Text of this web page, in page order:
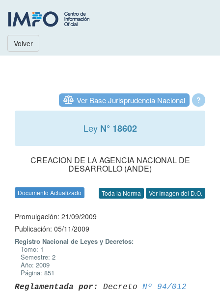
Volver
?
Ver Base Jurisprudencia Nacional
Ley N° 18602
CREACION DE LA AGENCIA NACIONAL DE
DESARROLLO (ANDE)
Documento Actualizado Toda la Norma Ver Imagen del D.O.
Promulgación: 21/09/2009
Publicación: 05/11/2009
Registro Nacional de Leyes y Decretos:
Tomo: 1
Semestre: 2
Año: 2009
Página: 851
Reglamentada por: Decreto Nº 94/012